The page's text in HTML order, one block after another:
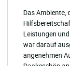
Das Ambiente,
Leistungen
war darauf
angenehmen